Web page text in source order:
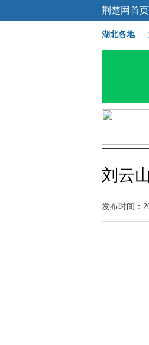
荆楚网首页
湖北各地
刘云
发布时间：